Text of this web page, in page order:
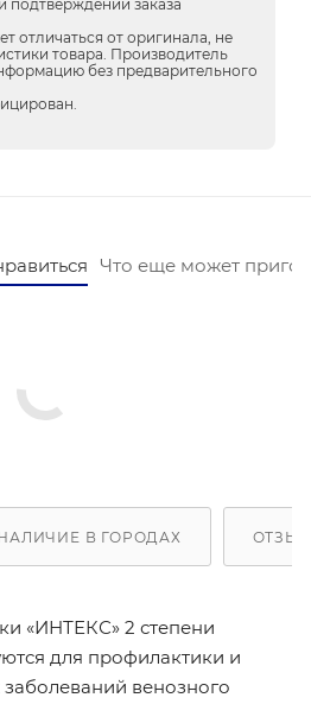
заказа
отличаться от оригинала, не
товара. Производитель
без предварительного
Что еще может
В ГОРОДАХ
«ИНТЕКС» 2 степени
для профилактики и
венозного